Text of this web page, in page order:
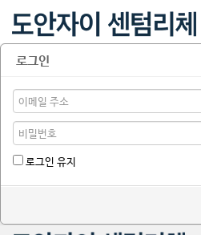
메뉴 건너뛰기
로그인
로그인 유지